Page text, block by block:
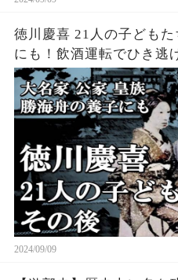
徳川慶喜 21人の子ども
にも！飲酒運転でひき逃
2024/09/09